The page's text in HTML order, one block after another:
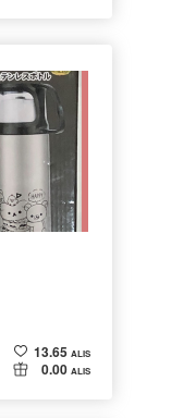
13.65 ALIS
0.00 ALIS